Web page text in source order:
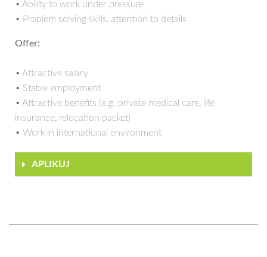
• Ability to work under pressure
• Problem solving skills, attention to details
Offer:
• Attractive salary
• Stable employment
• Attractive benefits (e.g. private medical care, life
insurance, relocation packet)
• Work in international environment
APLIKUJ